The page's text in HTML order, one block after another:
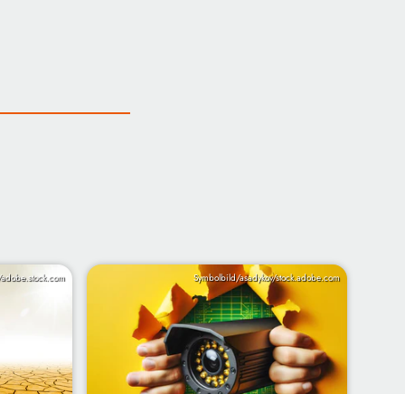
Symbolbild/asadykov/stock.adobe.com